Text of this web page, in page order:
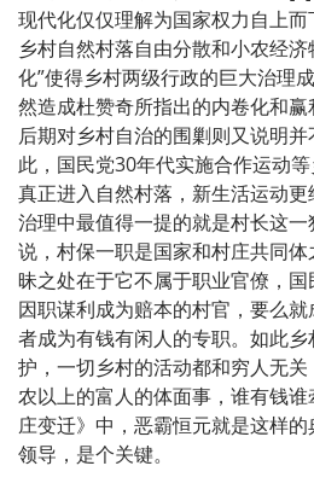
现代化仅仅理解为国家权力自上
乡村自然村落自由分散和小农经
化”使得乡村两级行政的巨大治理
然造成杜赞奇所指出的内卷化和
后期对乡村自治的围剿则又说明
此，国民党30年代实施合作运动
真正进入自然村落，新生活运动
治理中最值得一提的就是村长这
说，村保一职是国家和村庄共同
昧之处在于它不属于职业官僚，
因职谋利成为赔本的村官，要么
者成为有钱有闲人的专职。如此
护，一切乡村的活动都和穷人无
农以上的富人的体面事，谁有钱
庄变迁》中，恶霸恒元就是这样
领导，是个关键。